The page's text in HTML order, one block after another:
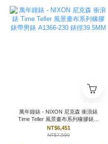
萬年鐘錶 - NIXON 尼克森 衝浪錶
Time Teller 風景畫布系列橡膠錶帶
男錶 A1366-230 錶徑39.5MM
NT$6,451
NT$7,590